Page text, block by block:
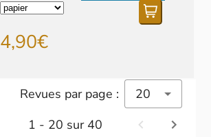
4,90€
Revues par page :
20
1 - 20 sur 40